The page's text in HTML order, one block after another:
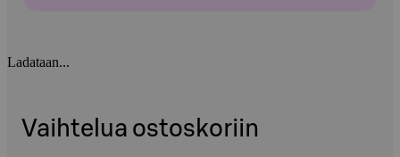
Ladataan...
Vaihtelua ostoskoriin